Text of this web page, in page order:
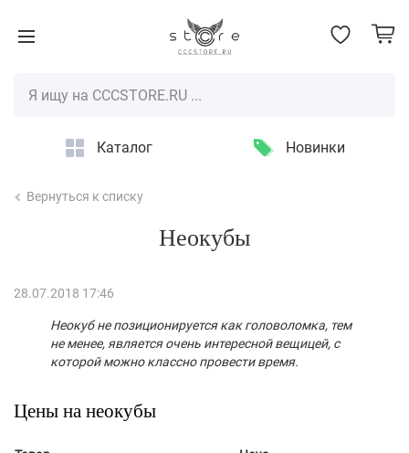
Каталог Новинки
Вернуться к списку
Неокубы
28.07.2018 17:46
Неокуб не позиционируется как головоломка, тем
не менее, является очень интересной вещицей, с
которой можно классно провести время.
Цены на неокубы